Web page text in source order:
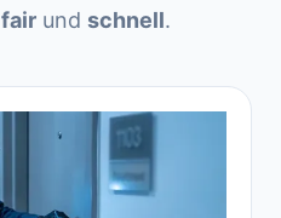
fairund schnell.